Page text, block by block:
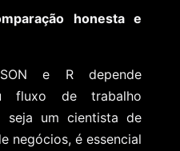
honesta e
e R depende
fluxo de trabalho
seja um cientista de
negócios, é essencial